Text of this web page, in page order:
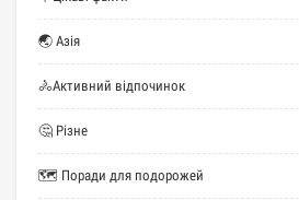
🌏 Азія
🚴Активний відпочинок
🤔 Різне
🗺 Поради для подорожей